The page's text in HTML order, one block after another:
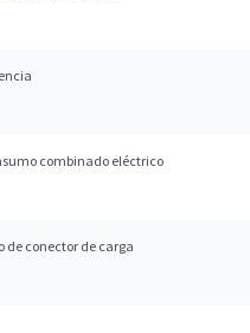
combinado eléctrico
de conector de carga